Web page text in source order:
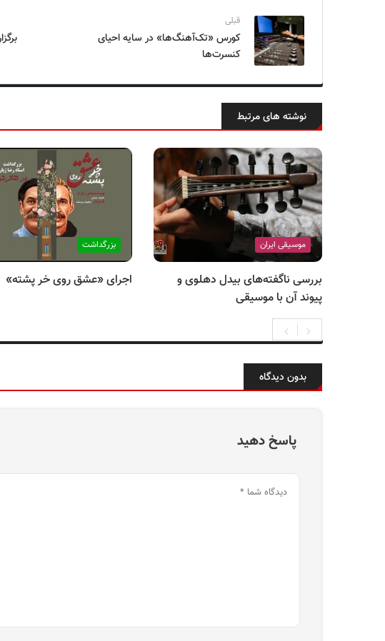
قبلی
کورس «تک‌آهنگ‌ها» در سایه احیای
کنسرت‌ها
نوشته های مرتبط
موسیقی ایران
بررسی ناگفته‌های بیدل دهلوی و
پیوند آن با موسیقی
بزرگداشت
اجرای «عشق روی خر پشته»
بدون دیدگاه
پاسخ دهید